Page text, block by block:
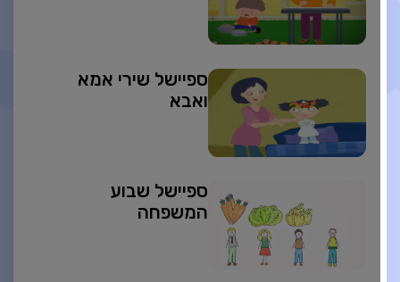
ספיישל שירי אמא
ואבא
ספיישל שבוע
המשפחה